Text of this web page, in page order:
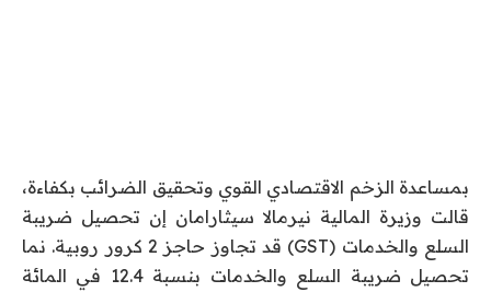
بمساعدة الزخم الاقتصادي القوي وتحقيق الضرائب بكفاءة،
قالت وزيرة المالية نيرمالا سيثارامان إن تحصيل ضريبة
السلع والخدمات (GST) قد تجاوز حاجز 2 كرور روبية. نما
تحصيل ضريبة السلع والخدمات بنسبة 12.4 في المائة